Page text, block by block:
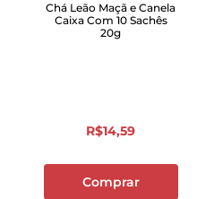
Chá Leão Maçã e Canela
Caixa Com 10 Sachês
20g
R$14,59
Comprar